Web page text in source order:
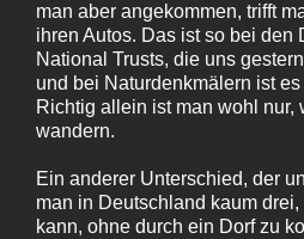
man aber angekommen, trifft
ihren Autos. Das ist so bei den
National Trusts, die uns
und bei Naturdenkmälern ist
Richtig allein ist man wohl nur,
wandern.
Ein anderer Unterschied, der
man in Deutschland kaum
kann, ohne durch ein Dorf zu